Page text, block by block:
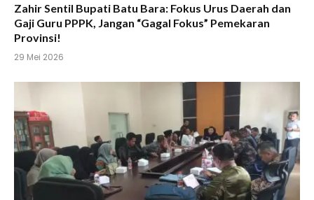
Zahir Sentil Bupati Batu Bara: Fokus Urus Daerah dan
Gaji Guru PPPK, Jangan “Gagal Fokus” Pemekaran
Provinsi!
29 Mei 2026